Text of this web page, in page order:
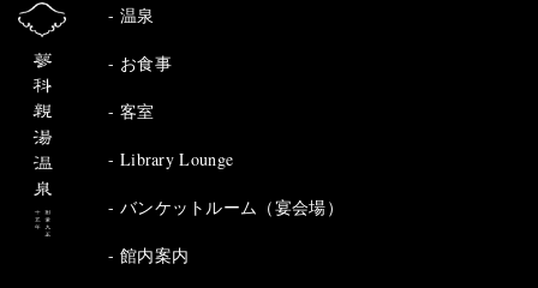
温泉
お食事
客室
Library Lounge
バンケットルーム（宴会場）
館内案内